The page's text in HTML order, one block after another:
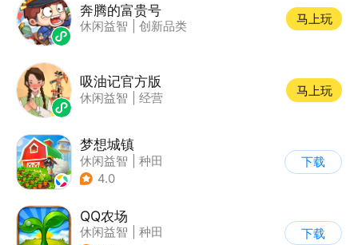
奔腾的富贵号
休闲益智 创新品类
马上玩
吸油记官方版
休闲益智 经营
马上玩
梦想城镇
休闲益智
种田
| 田园生活
4.0
下载
QQ农场
休闲益智
种田
下载